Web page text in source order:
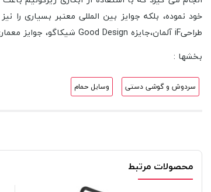
طراحیiF آلمان،جایزه Good Design شیکاگو، جوایز معماری IDEA و جایزه طراحی جمهوری فدرال آلمان اشاره کرد.
بخشها :
سردوش و گوشی دستی وسایل حمام
محصولات مرتبط